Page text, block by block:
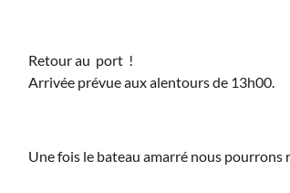
Retour au port !
Arrivée prévue aux alentours de 13h00.
Une fois le bateau amarré nous pourrons